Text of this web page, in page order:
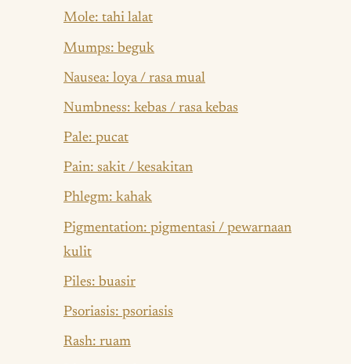
Mole: tahi lalat
Mumps: beguk
Nausea: loya / rasa mual
Numbness: kebas / rasa kebas
Pale: pucat
Pain: sakit / kesakitan
Phlegm: kahak
Pigmentation: pigmentasi / pewarnaan
kulit
Piles: buasir
Psoriasis: psoriasis
Rash: ruam